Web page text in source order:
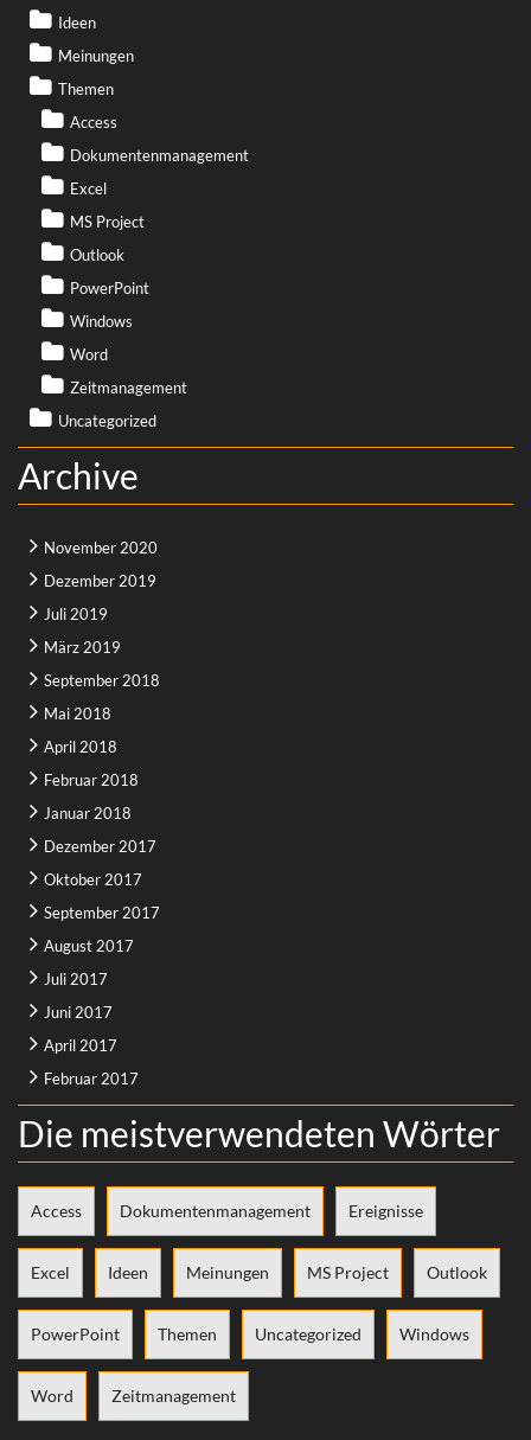
Ideen
Meinungen
Themen
Access
Dokumentenmanagement
Excel
MS Project
Outlook
PowerPoint
Windows
Word
Zeitmanagement
Uncategorized
Archive
November 2020
Dezember 2019
Juli 2019
März 2019
September 2018
Mai 2018
April 2018
Februar 2018
Januar 2018
Dezember 2017
Oktober 2017
September 2017
August 2017
Juli 2017
Juni 2017
April 2017
Februar 2017
Die meistverwendeten Wörter
Access Dokumentenmanagement Ereignisse
Excel Ideen Meinungen MS Project Outlook
PowerPoint Themen Uncategorized Windows
Word Zeitmanagement